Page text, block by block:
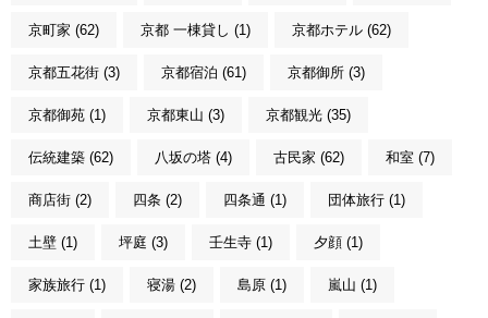
京町家 (62) 京都 一棟貸し (1) 京都ホテル (62)
京都五花街 (3) 京都宿泊 (61) 京都御所 (3)
京都御苑 (1) 京都東山 (3) 京都観光 (35)
伝統建築 (62) 八坂の塔 (4) 古民家 (62) 和室 (7)
商店街 (2) 四条 (2) 四条通 (1) 団体旅行 (1)
土壁 (1) 坪庭 (3) 壬生寺 (1) 夕顔 (1)
家族旅行 (1) 寝湯 (2) 島原 (1) 嵐山 (1)